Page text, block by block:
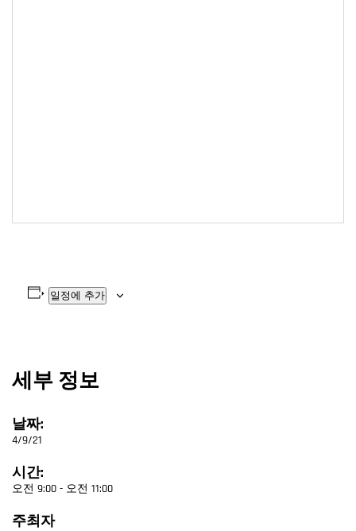
일정에 추가
세부 정보
날짜:
4/9/21
시간:
오전 9:00 - 오전 11:00
주최자